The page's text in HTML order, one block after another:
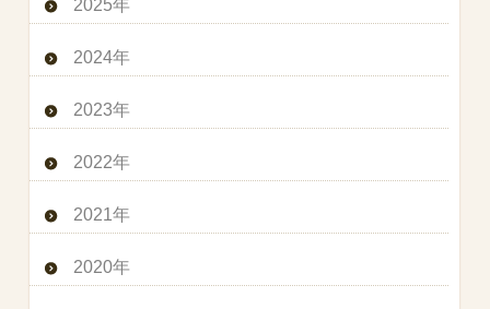
2025年
2024年
2023年
2022年
2021年
2020年